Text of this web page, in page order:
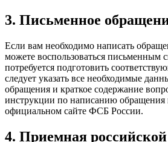
3. Письменное
Если вам необходимо написать
можете воспользоваться письменным
потребуется подготовить
следует указать все необходимые
обращения и краткое содержание
инструкции по написанию обращения
официальном сайте ФСБ России.
4. Приемная